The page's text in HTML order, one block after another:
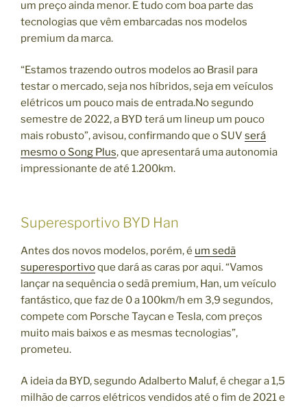
um preço ainda menor. E tudo com boa parte das
tecnologias que vêm embarcadas nos modelos
premium da marca.
“Estamos trazendo outros modelos ao Brasil para
testar o mercado, seja nos híbridos, seja em veículos
elétricos um pouco mais de entrada.No segundo
semestre de 2022, a BYD terá um lineup um pouco
mais robusto”, avisou, confirmando que o SUV será
mesmo o Song Plus, que apresentará uma autonomia
impressionante de até 1.200km.
Superesportivo BYD Han
Antes dos novos modelos, porém, é um sedã
superesportivoque dará as caras por aqui. “Vamos
lançar na sequência o sedã premium, Han, um veículo
fantástico, que faz de 0 a 100km/h em 3,9 segundos,
compete com Porsche Taycan e Tesla, com preços
muito mais baixos e as mesmas tecnologias”,
prometeu.
A ideia da BYD, segundo Adalberto Maluf, é chegar a 1,5
milhão de carros elétricos vendidos até o fim de 2021 e